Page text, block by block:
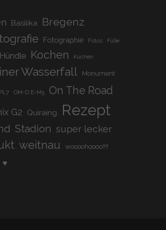
Basilika
Bregenz
Fotographie Fotos Füße
Hündle Kochen Kuchen
Wasserfall Monument
OM-D E-M5 On The Road
G2 Quiraing Rezept
Stadion super lecker
weitnau woooohoooo!!!!
♥